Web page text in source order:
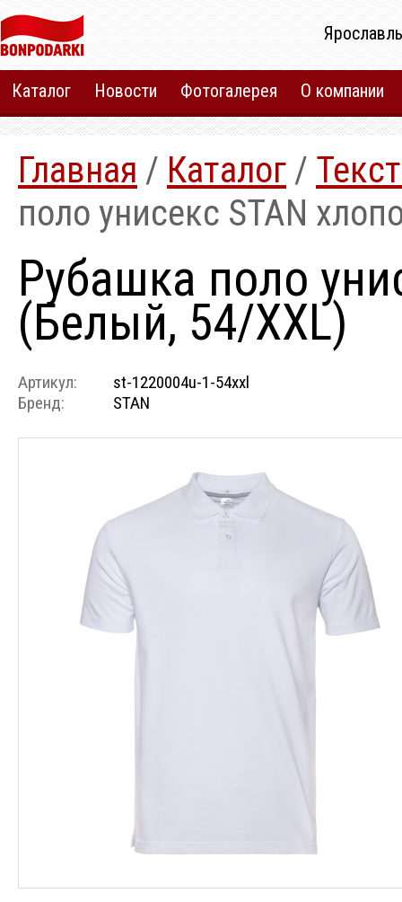
Каталог Новости Фотогалерея О компании
Главная / Каталог /
поло унисекс STAN
Рубашка поло
(Белый, 54/XXL)
Артикул:
Бренд:
st-1220004u-1-54xxl
STAN